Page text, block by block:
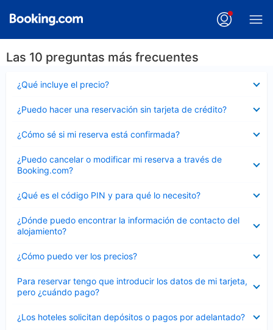
Las 10 preguntas más frecuentes
¿Qué incluye el precio?
cerrado
¿Puedo hacer una reservación sin tarjeta de crédito?
cerrado
¿Cómo sé si mi reserva está confirmada?
cerrado
¿Puedo cancelar o modificar mi reserva a través de
Booking.com?
cerrado
¿Qué es el código PIN y para qué lo necesito?
cerrado
¿Dónde puedo encontrar la información de contacto del
alojamiento?
cerrado
¿Cómo puedo ver los precios?
cerrado
Para reservar tengo que introducir los datos de mi tarjeta,
pero ¿cuándo pago?
cerrado
¿Los hoteles solicitan depósitos o pagos por adelantado?
cerrado